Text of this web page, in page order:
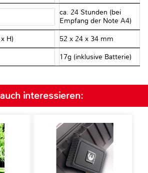
ca. 24 Stunden (bei
Empfang der Note A4)
H) 52 x 24 x 34 mm
17g (inklusive Batterie)
interessieren: